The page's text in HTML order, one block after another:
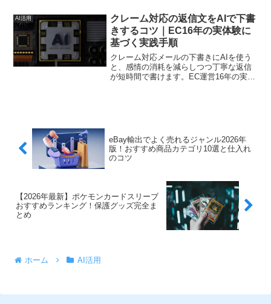
ます。
AI活用
クレーム対応の返信文をAIで下書
きするコツ｜EC16年の実体験に
基づく実践手順
クレーム対応メールの下書きにAIを使う
と、感情の消耗を減らしつつ丁寧な返信
が短時間で書けます。EC運営16年の実体
eBay輸出でよく売れるジャンル2026年
版！おすすめ商品カテゴリ10選と仕入れ
のコツ
【2026年最新】ポケモンカードスリーブ
おすすめランキング！保護グッズ完全ま
とめ
ホーム AI活用